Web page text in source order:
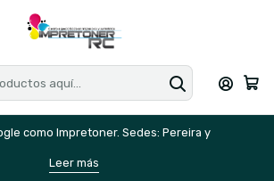
como Impretoner. Sedes: Pereira y
Leer más